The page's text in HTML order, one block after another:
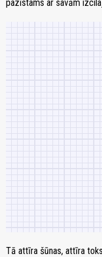
pazīstams ar savām
Tā attīra šūnas, attīra